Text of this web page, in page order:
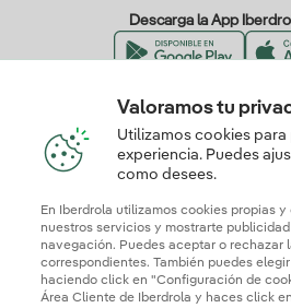
Descarga la App
Nuestros certificados
Valoramos tu
Utilizamos cookies para
experiencia. Puedes
como desees.
En Iberdrola utilizamos cookies propias
nuestros servicios y mostrarte
navegación. Puedes aceptar o rechazar
correspondientes. También puedes
haciendo click en "Configuración de
Área Cliente de Iberdrola y haces click